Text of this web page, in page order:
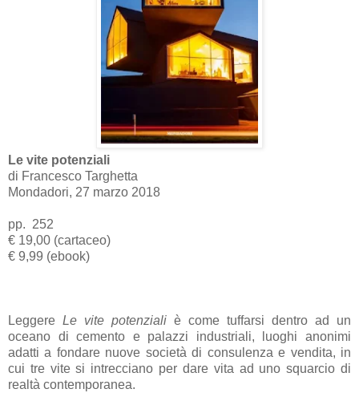
Le vite potenziali
di Francesco Targhetta
Mondadori, 27 marzo 2018
pp. 252
€ 19,00 (cartaceo)
€ 9,99 (ebook)
Leggere Le vite potenziali è come tuffarsi dentro ad un
oceano di cemento e palazzi industriali, luoghi anonimi
adatti a fondare nuove società di consulenza e vendita, in
cui tre vite si intrecciano per dare vita ad uno squarcio di
realtà contemporanea.